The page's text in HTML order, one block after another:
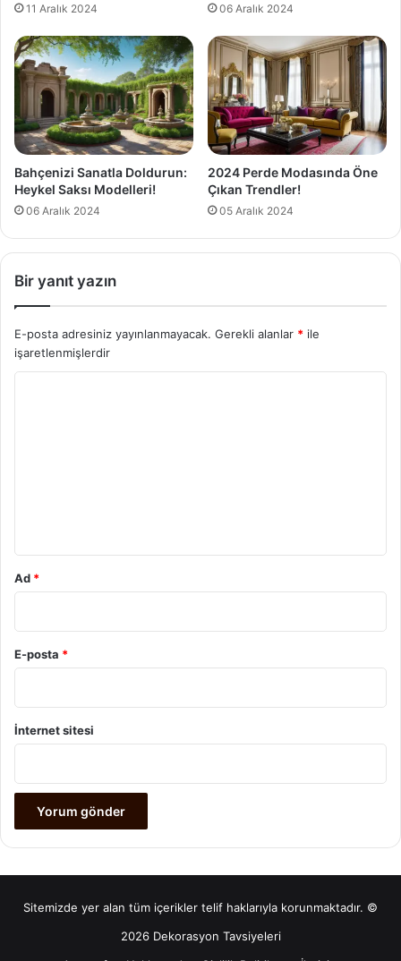
11 Aralık 2024 06 Aralık 2024
Bahçenizi Sanatla Doldurun:
Heykel Saksı Modelleri!
06 Aralık 2024
2024 Perde Modasında Öne
Çıkan Trendler!
05 Aralık 2024
Bir yanıt yazın
E-posta adresiniz yayınlanmayacak. Gerekli alanlar * ile
işaretlenmişlerdir
Ad *
E-posta *
İnternet sitesi
Sitemizde yer alan tüm içerikler telif haklarıyla korunmaktadır. ©
2026 Dekorasyon Tavsiyeleri